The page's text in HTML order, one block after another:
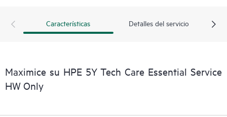
Características Detalles del servicio
Maximice su HPE 5Y Tech Care Essential Service
HW Only